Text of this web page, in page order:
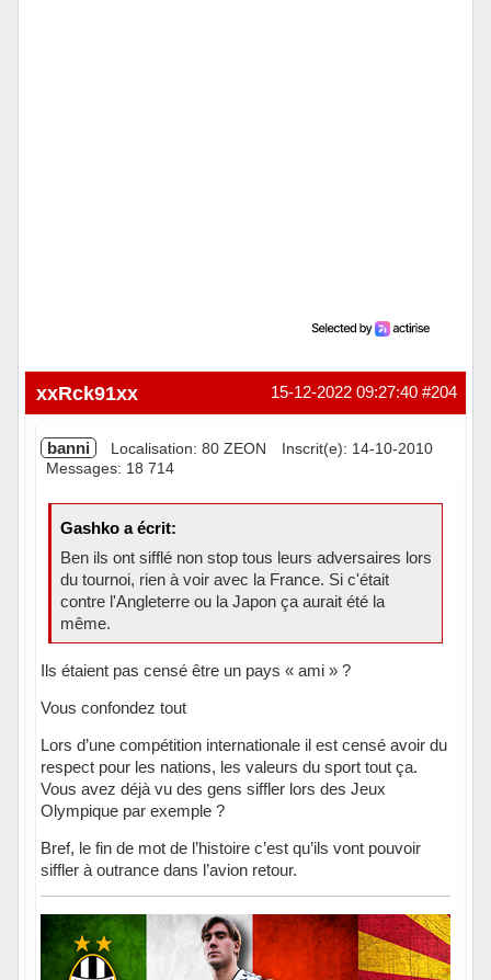
#204
15-12-2022 09:27:40
xxRck91xx
banni Localisation: 80 ZEON
Inscrit(e): 14-10-2010
Messages: 18 714
Gashko a écrit:
Ben ils ont sifflé non stop tous leurs adversaires lors
du tournoi, rien à voir avec la France. Si c'était
contre l'Angleterre ou la Japon ça aurait été la
même.
Ils étaient pas censé être un pays « ami » ?
Vous confondez tout
Lors d’une compétition internationale il est censé avoir du
respect pour les nations, les valeurs du sport tout ça.
Vous avez déjà vu des gens siffler lors des Jeux
Olympique par exemple ?
Bref, le fin de mot de l’histoire c’est qu’ils vont pouvoir
siffler à outrance dans l’avion retour.